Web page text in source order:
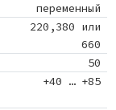
переменный
220,380 или
660
50
+40 … +85